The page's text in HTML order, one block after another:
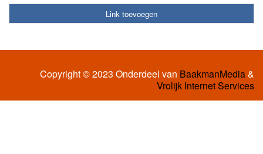
Link toevoegen
Copyright © 2023 Onderdeel van BaakmanMedia&
Vrolijk Internet Services